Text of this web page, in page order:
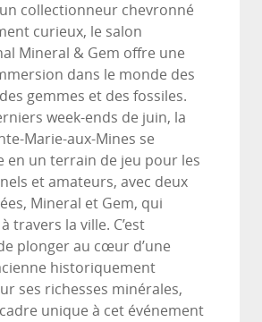
collectionneur chevronné
curieux, le salon
Mineral & Gem offre une
dans le monde des
gemmes et des fossiles.
week-ends de juin, la
Marie-aux-Mines se
en un terrain de jeu pour les
et amateurs, avec deux
Mineral et Gem, qui
travers la ville. C’est
plonger au cœur d’une
historiquement
ses richesses minérales,
unique à cet événement